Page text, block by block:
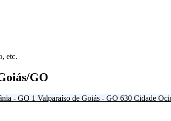
etc.
GO
- GO 1 Valparaíso de Goiás - GO 630 Cidade